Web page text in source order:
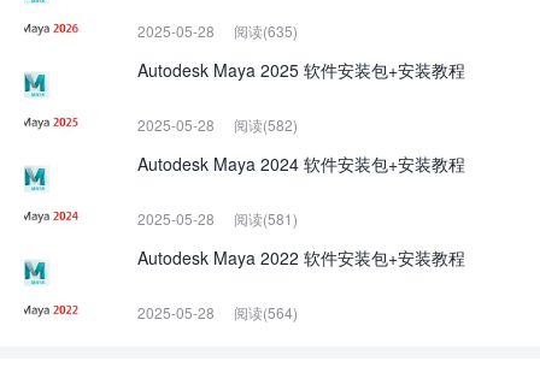
2025-05-28 阅读(635)
Autodesk Maya 2025 软件安装包+安装教程
2025-05-28 阅读(582)
Autodesk Maya 2024 软件安装包+安装教程
2025-05-28 阅读(581)
Autodesk Maya 2022 软件安装包+安装教程
2025-05-28 阅读(564)